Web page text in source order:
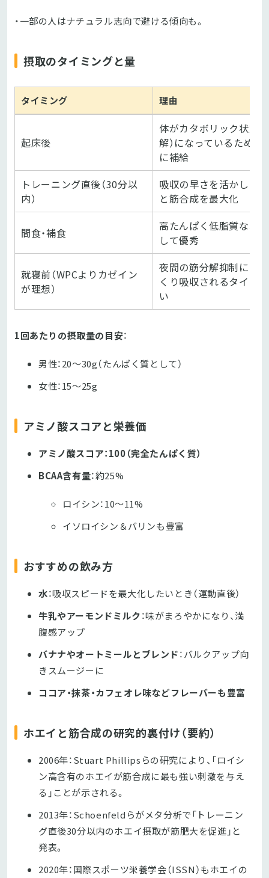
・一部の人はナチュラル志向で避ける傾向も。
摂取のタイミングと量
タイミング 理由
起床後
体がカタボリック状態（
解）になっているため速
に補給
トレーニング直後（30分以
内）
吸収の早さを活かして
と筋合成を最大化
間食・補食
高たんぱく低脂質な軽
して優秀
就寝前（WPCよりカゼイン
が理想）
夜間の筋分解抑制には
くり吸収されるタイプ
い
1回あたりの摂取量の目安：
男性：20～30g（たんぱく質として）
女性：15～25g
アミノ酸スコアと栄養価
アミノ酸スコア：100（完全たんぱく質）
BCAA含有量：約25%
ロイシン：10〜11%
イソロイシン＆バリンも豊富
おすすめの飲み方
水：吸収スピードを最大化したいとき（運動直後）
牛乳やアーモンドミルク：味がまろやかになり、満
腹感アップ
バナナやオートミールとブレンド：バルクアップ向
きスムージーに
ココア・抹茶・カフェオレ味などフレーバーも豊富
ホエイと筋合成の研究的裏付け（要約）
2006年：Stuart Phillipsらの研究により、「ロイシ
ン高含有のホエイが筋合成に最も強い刺激を与え
る」ことが示される。
2013年：Schoenfeldらがメタ分析で「トレーニン
グ直後30分以内のホエイ摂取が筋肥大を促進」と
発表。
2020年：国際スポーツ栄養学会（ISSN）もホエイの